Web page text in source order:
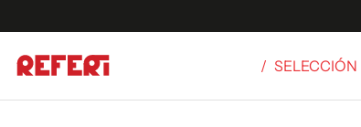
/ SELECCIÓN